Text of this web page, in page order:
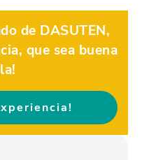
de DASUTEN,
que sea buena